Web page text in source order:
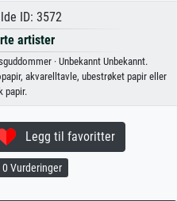
ID: 3572
artister
· Unbekannt Unbekannt.
akvarelltavle, ubestrøket papir eller
papir.
Legg til favoritter
0 Vurderinger